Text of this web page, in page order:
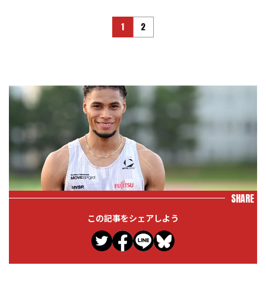
1 2
SHARE
この記事をシェアしよう